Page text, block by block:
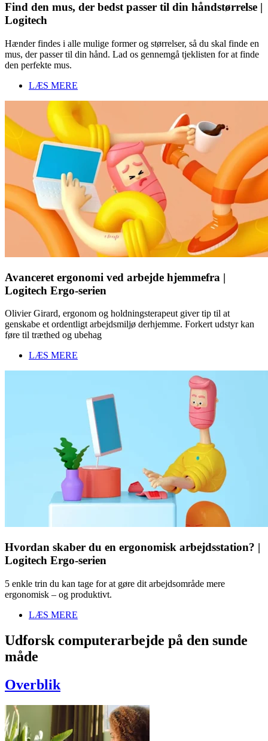
Find den mus, der bedst passer til din håndstørrelse |
Logitech
Hænder findes i alle mulige former og størrelser, så du skal finde en
mus, der passer til din hånd. Lad os gennemgå tjeklisten for at finde
den perfekte mus.
LÆS MERE
Avanceret ergonomi ved arbejde hjemmefra |
Logitech Ergo-serien
Olivier Girard, ergonom og holdningsterapeut giver tip til at
genskabe et ordentligt arbejdsmiljø derhjemme. Forkert udstyr kan
føre til træthed og ubehag
LÆS MERE
Hvordan skaber du en ergonomisk arbejdsstation? |
Logitech Ergo-serien
5 enkle trin du kan tage for at gøre dit arbejdsområde mere
ergonomisk – og produktivt.
LÆS MERE
Udforsk computerarbejde på den sunde
måde
Overblik